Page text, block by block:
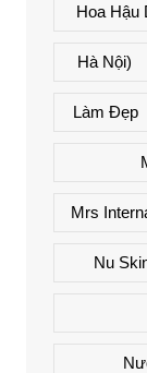
Hoa Hậu
Hà Nội)
Làm Đẹp
Mrs
Nu